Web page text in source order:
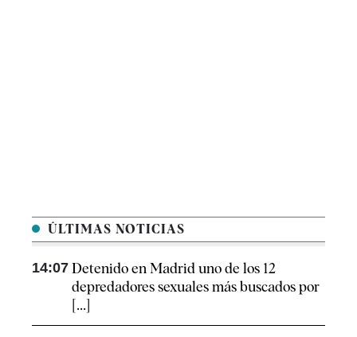
ÚLTIMAS NOTICIAS
14:07 Detenido en Madrid uno de los 12
depredadores sexuales más buscados por
[...]